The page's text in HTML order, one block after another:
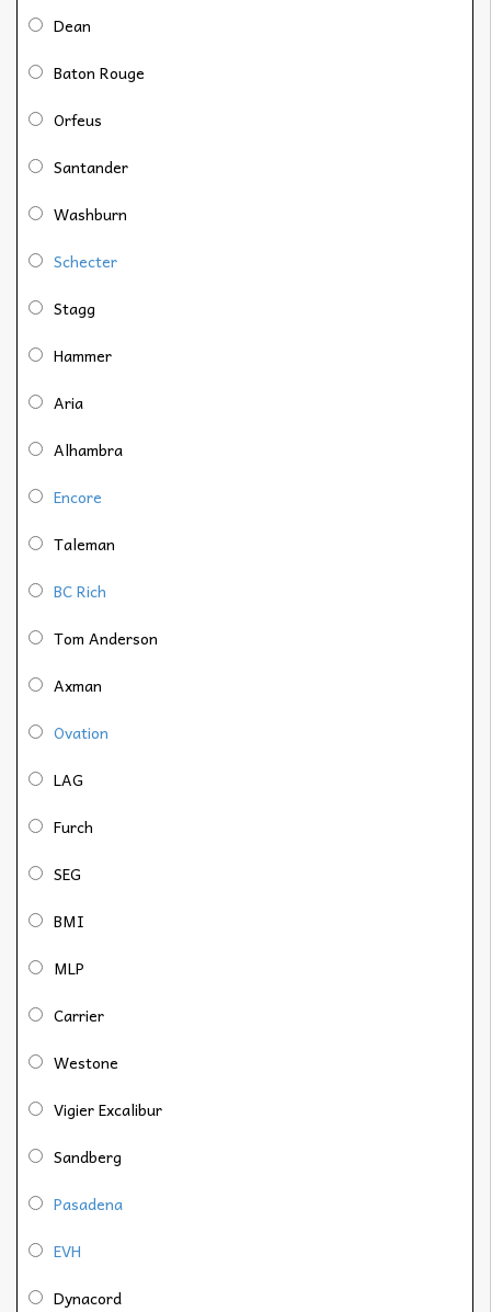
Dean
Baton Rouge
Orfeus
Santander
Washburn
Schecter
Stagg
Hammer
Aria
Alhambra
Encore
Taleman
BC Rich
Tom Anderson
Axman
Ovation
LAG
Furch
SEG
BMI
MLP
Carrier
Westone
Vigier Excalibur
Sandberg
Pasadena
EVH
Dynacord